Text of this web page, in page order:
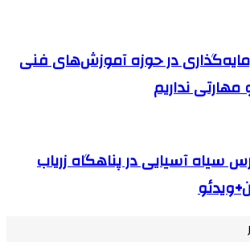
در حوزه آموزش‌های فنی
نداریم
سیاه آسیایی در پناهگاه زریاب